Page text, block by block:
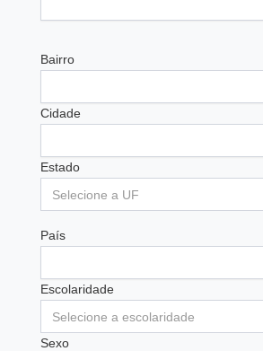
Bairro
Cidade
Estado
Selecione a UF
País
Escolaridade
Selecione a escolaridade
Sexo